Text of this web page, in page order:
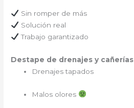
Sin romper de más
Solución real
Trabajo garantizado
Destape de drenajes y cañerías
Drenajes tapados
Malos olores